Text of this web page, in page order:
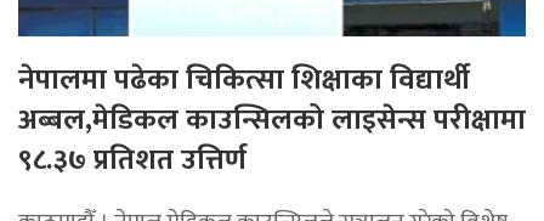
नेपालमा पढेका चिकित्सा शिक्षाका विद्यार्थी
अब्बल,मेडिकल काउन्सिलको लाइसेन्स परीक्षामा
९८.३७ प्रतिशत उत्तिर्ण